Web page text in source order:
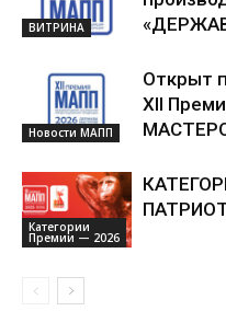
ВИТРИНА
Новости МАПП
Открыт
XII
Категории
Премии — 2026